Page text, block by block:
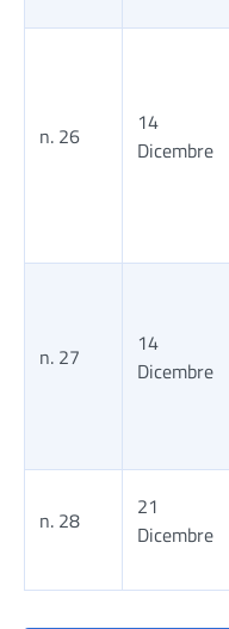
n. 26
14
Dicembre
n. 27
14
Dicembre
n. 28
21
Dicembre